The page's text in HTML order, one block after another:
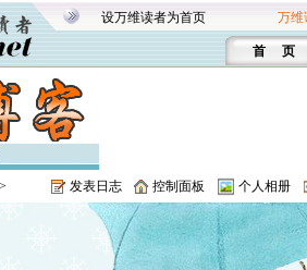
设万维读者为首页 万维
首 页
发表日志 控制面板 个人相册